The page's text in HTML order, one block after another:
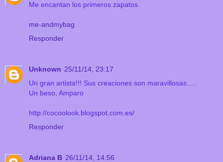
Me encantan los primeros zapatos.
me-andmybag
Responder
Unknown 25/11/14, 23:17
Un gran artista!!! Sus creaciones son maravillosas.....
Un beso, Amparo
http://cocoolook.blogspot.com.es/
Responder
Adriana B 26/11/14, 14:56